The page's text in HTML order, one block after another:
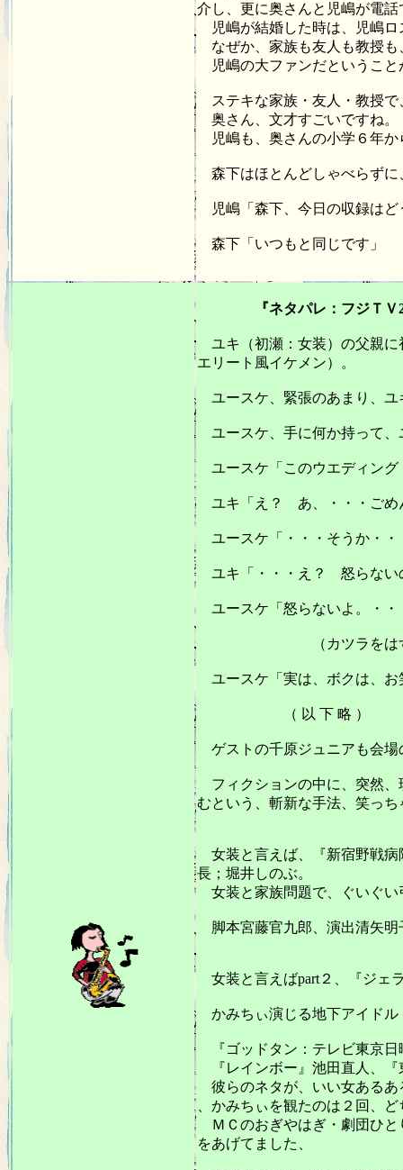
介し、更に奥さんと児嶋が電話
児嶋が結婚した時は、児嶋ロ
なぜか、家族も友人も教授も
児嶋の大ファンだということ
ステキな家族・友人・教授で
奥さん、文才すごいですね。
児嶋も、奥さんの小学６年か
森下はほとんどしゃべらずに
児嶋「森下、今日の収録はど
森下「いつもと同じです」
『ネタパレ：フジＴＶ
ユキ（初瀬：女装）の父親に
エリート風イケメン）。
ユースケ、緊張のあまり、ユ
ユースケ、手に何か持って、
ユースケ「このウエディング
ユキ「え？ あ、・・・ごめ
ユースケ「・・・そうか・・
ユキ「・・・え？ 怒らない
ユースケ「怒らないよ。・・
（カツラをはず
ユースケ「実は、ボクは、お
（ 以 下 略 ）
ゲストの千原ジュニアも会場
フィクションの中に、突然、
むという、斬新な手法、笑っち
女装と言えば、『新宿野戦病
長；堀井しのぶ。
女装と家族問題で、ぐいぐい
脚本宮藤官九郎、演出清矢明
女装と言えばpart２、『ジェ
かみちぃ演じる地下アイドル
『ゴッドタン：テレビ東京日
『レインボー』池田直人、『
彼らのネタが、いい女あるあ
、かみちぃを観たのは２回、
ＭＣのおぎやはぎ・劇団ひと
をあげてました、